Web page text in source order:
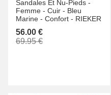
Sandales Et Nu-Pieds -
Femme - Cuir - Bleu
Marine - Confort - RIEKER
56.00 €
69.95 €